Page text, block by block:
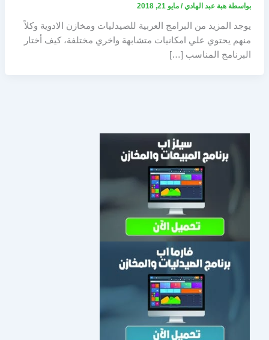
بواسطة هبة عبد الهادي/ مايو 21, 2018
يوجد المزيد من البرامج العربية للصيدليات ومخازن الادوية وكلاً
منهم يحتوي علي امكانيات متشابهة واخري مختلفة، كيف أختار
البرنامج المناسب […]